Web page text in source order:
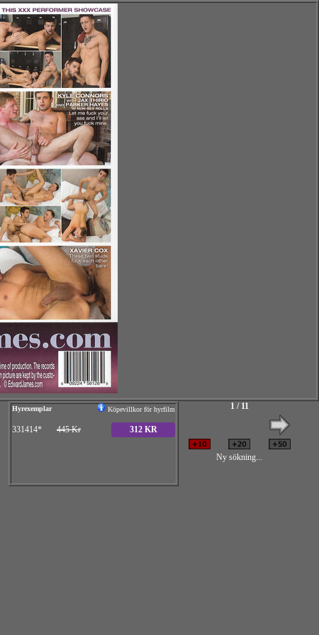
Hyrexemplar Köpevillkor för hyrfilm
331414* 445 Kr 312 KR
1 / 11
Ny sökning...